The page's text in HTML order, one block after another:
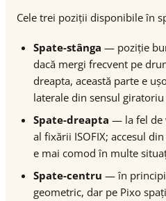
Cele trei poziții disponibile în
Spate-stânga — poziție
dacă mergi frecvent pe
dreapta, această parte e
laterale din sensul
Spate-dreapta — la fel de
al fixării ISOFIX; accesul
e mai comod în multe
Spate-centru — în
geometric, dar pe Pixo